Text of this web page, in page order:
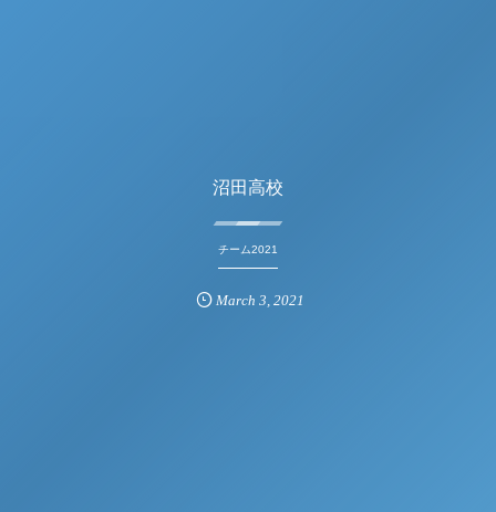
沼田高校
チーム2021
March 3, 2021